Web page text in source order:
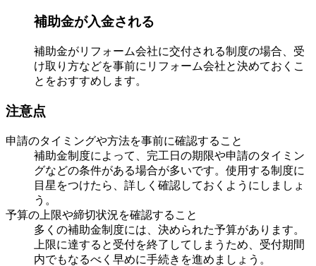
補助金が入金される
補助金がリフォーム会社に交付される制度の場合、受
け取り方などを事前にリフォーム会社と決めておくこ
とをおすすめします。
注意点
申請のタイミングや方法を事前に確認すること
補助金制度によって、完工日の期限や申請のタイミン
グなどの条件がある場合が多いです。使用する制度に
目星をつけたら、詳しく確認しておくようにしましょ
う。
予算の上限や締切状況を確認すること
多くの補助金制度には、決められた予算があります。
上限に達すると受付を終了してしまうため、受付期間
内でもなるべく早めに手続きを進めましょう。